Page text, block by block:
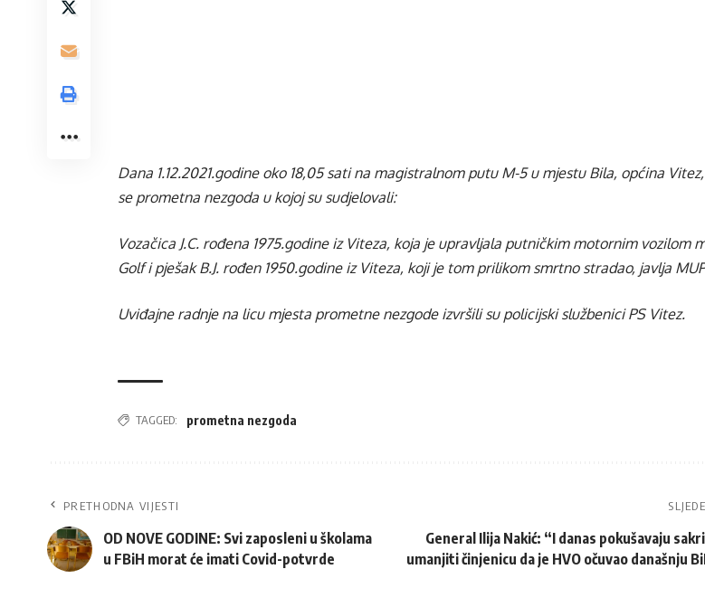
Dana 1.12.2021.godine oko 18,05 sati na magistralnom putu M-5 u mjestu Bila, općina
se prometna nezgoda u kojoj su sudjelovali:
Vozačica J.C. rođena 1975.godine iz Viteza, koja je upravljala putničkim motornim vozilom
Golf i pješak B.J. rođen 1950.godine iz Viteza, koji je tom prilikom smrtno stradao, javlja
Uviđajne radnje na licu mjesta prometne nezgode izvršili su policijski službenici PS Vitez.
TAGGED: prometna nezgoda
PRETHODNA VIJESTI
OD NOVE GODINE: Svi zaposleni u školama
u FBiH morat će imati Covid-potvrde
General Ilija Nakić: “I danas pokušavaju
umanjiti činjenicu da je HVO očuvao današnju